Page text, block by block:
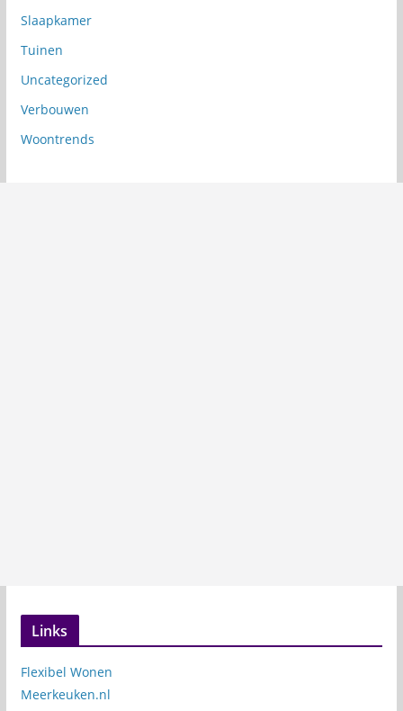
Slaapkamer
Tuinen
Uncategorized
Verbouwen
Woontrends
Links
Flexibel Wonen
Meerkeuken.nl